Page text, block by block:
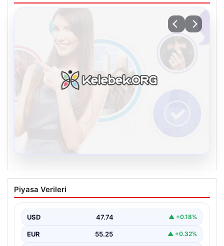
Kelebek.Org İle Sanal İletişimin Güvenli
Adresi Ve Sohbet Deneyimi
kurması kritik bir değer ifade etmektedir. Halen…
Piyasa Verileri
USD 47.74 ▲ +0.18%
EUR 55.25 ▲ +0.32%